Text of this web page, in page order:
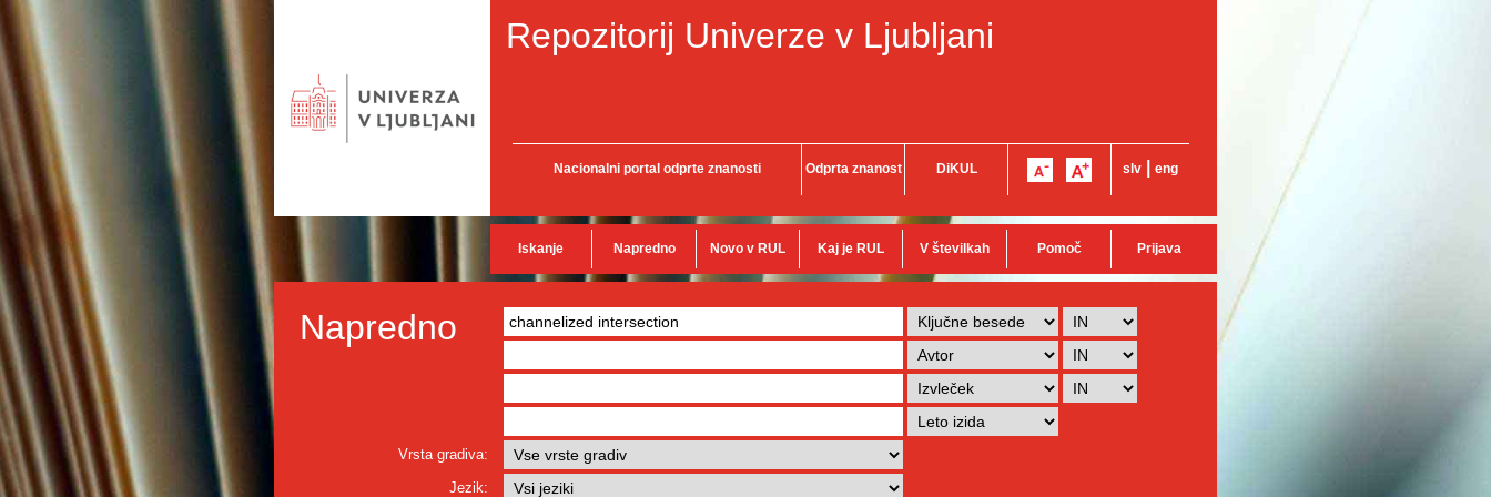
Repozitorij Univerze v Ljubljani
Nacionalni portal odprte znanosti Odprta znanost DiKUL slv eng
Iskanje Napredno Novo v RUL Kaj je RUL V številkah Pomoč Prijava
Napredno
Vrsta gradiva:
Jezik: